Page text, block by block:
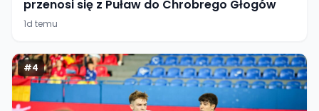
przenosi się z Puław do Chrobrego Głogów
1d temu
#4